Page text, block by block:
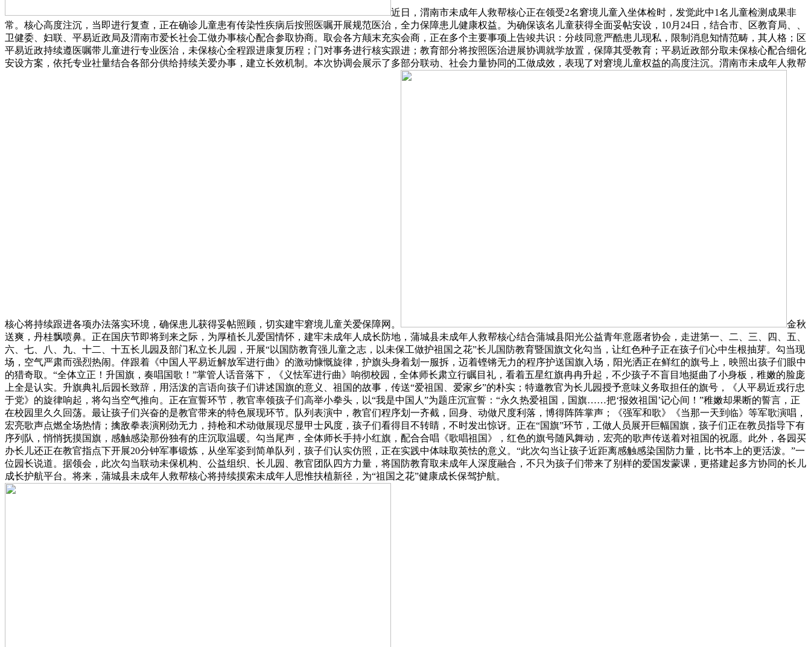
近日，渭南市未成年人救帮核心正在领受2名窘境儿童入坐体检时，发觉此中1名儿童检测成果非
常。核心高度注沉，当即进行复查，正在确诊儿童患有传染性疾病后按照医嘱开展规范医治，全力保障患儿健康权益。为确保该名儿童获得全面妥帖安设，10月24日，结合市、区教育局、、
卫健委、妇联、平易近政局及渭南市爱长社会工做办事核心配合参取协商。取会各方颠末充实会商，正在多个主要事项上告竣共识：分歧同意严酷患儿现私，限制消息知情范畴，其人格；区
平易近政持续遵医嘱带儿童进行专业医治，未保核心全程跟进康复历程；门对事务进行核实跟进；教育部分将按照医治进展协调就学放置，保障其受教育；平易近政部分取未保核心配合细化
安设方案，依托专业社量结合各部分供给持续关爱办事，建立长效机制。本次协调会展示了多部分联动、社会力量协同的工做成效，表现了对窘境儿童权益的高度注沉。渭南市未成年人救帮
核心将持续跟进各项办法落实环境，确保患儿获得妥帖照顾，切实建牢窘境儿童关爱保障网。
金秋
送爽，丹桂飘喷鼻。正在国庆节即将到来之际，为厚植长儿爱国情怀，建牢未成年人成长防地，蒲城县未成年人救帮核心结合蒲城县阳光公益青年意愿者协会，走进第一、二、三、四、五、
六、七、八、九、十二、十五长儿园及部门私立长儿园，开展“以国防教育强儿童之志，以未保工做护祖国之花”长儿国防教育暨国旗文化勾当，让红色种子正在孩子们心中生根抽芽。勾当现
场，空气严肃而强烈热闹。伴跟着《中国人平易近解放军进行曲》的激动慷慨旋律，护旗头身着划一服拆，迈着铿锵无力的程序护送国旗入场，阳光洒正在鲜红的旗号上，映照出孩子们眼中
的猎奇取。“全体立正！升国旗，奏唱国歌！”掌管人话音落下，《义怯军进行曲》响彻校园，全体师长肃立行瞩目礼，看着五星红旗冉冉升起，不少孩子不盲目地挺曲了小身板，稚嫩的脸庞
上全是认实。升旗典礼后园长致辞，用活泼的言语向孩子们讲述国旗的意义、祖国的故事，传送“爱祖国、爱家乡”的朴实；特邀教官为长儿园授予意味义务取担任的旗号，《人平易近戎行忠
于党》的旋律响起，将勾当空气推向。正在宣誓环节，教官率领孩子们高举小拳头，以“我是中国人”为题庄沉宣誓：“永久热爱祖国，国旗……把‘报效祖国’记心间！”稚嫩却果断的誓言，正
在校园里久久回荡。最让孩子们兴奋的是教官带来的特色展现环节。队列表演中，教官们程序划一齐截，回身、动做尺度利落，博得阵阵掌声；《强军和歌》《当那一天到临》等军歌演唱，
宏亮歌声点燃全场热情；擒敌拳表演刚劲无力，持枪和术动做展现尽显甲士风度，孩子们看得目不转睛，不时发出惊讶。正在“国旗”环节，工做人员展开巨幅国旗，孩子们正在教员指导下有
序列队，悄悄抚摸国旗，感触感染那份独有的庄沉取温暖。勾当尾声，全体师长手持小红旗，配合合唱《歌唱祖国》，红色的旗号随风舞动，宏亮的歌声传送着对祖国的祝愿。此外，各园买
办长儿还正在教官指点下开展20分钟军事锻炼，从坐军姿到简单队列，孩子们认实仿照，正在实践中体味取英怯的意义。“此次勾当让孩子近距离感触感染国防力量，比书本上的更活泼。”一
位园长说道。据领会，此次勾当联动未保机构、公益组织、长儿园、教官团队四方力量，将国防教育取未成年人深度融合，不只为孩子们带来了别样的爱国发蒙课，更搭建起多方协同的长儿
成长护航平台。将来，蒲城县未成年人救帮核心将持续摸索未成年人思惟扶植新径，为“祖国之花”健康成长保驾护航。